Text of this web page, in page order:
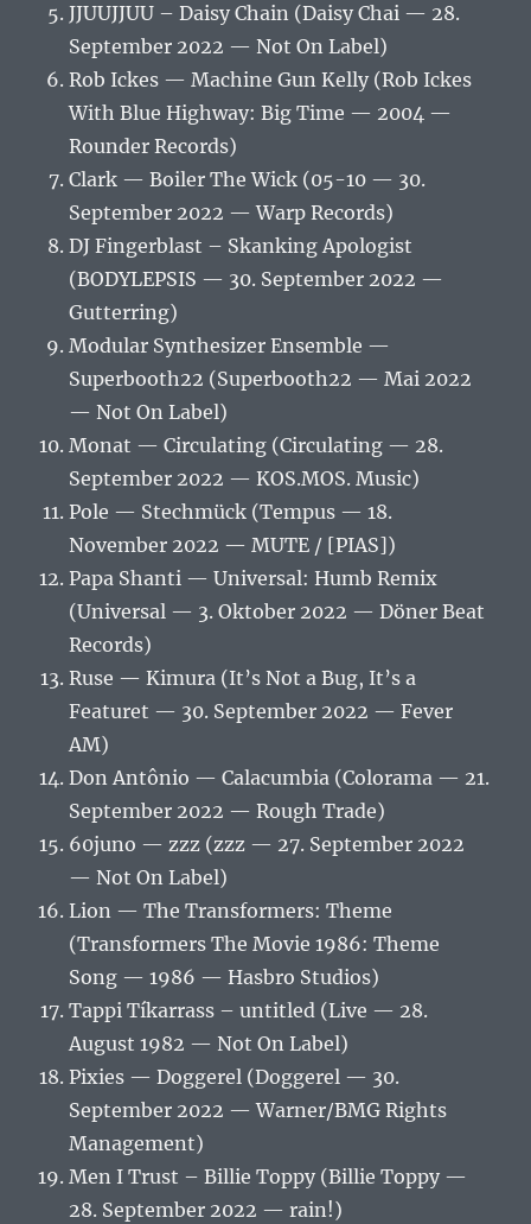
JJUUJJUU – Daisy Chain (Daisy Chai — 28.
September 2022 — Not On Label)
Rob Ickes — Machine Gun Kelly (Rob Ickes
With Blue Highway: Big Time — 2004 —
Rounder Records)
Clark — Boiler The Wick (05-10 — 30.
September 2022 — Warp Records)
DJ Fingerblast – Skanking Apologist
(BODYLEPSIS — 30. September 2022 —
Gutterring)
Modular Synthesizer Ensemble —
Superbooth22 (Superbooth22 — Mai 2022
— Not On Label)
Monat — Circulating (Circulating — 28.
September 2022 — KOS.MOS. Music)
Pole — Stechmück (Tempus — 18.
November 2022 — MUTE / [PIAS])
Papa Shanti — Universal: Humb Remix
(Universal — 3. Oktober 2022 — Döner Beat
Records)
Ruse — Kimura (It’s Not a Bug, It’s a
Featuret — 30. September 2022 — Fever
AM)
Don Antônio — Calacumbia (Colorama — 21.
September 2022 — Rough Trade)
60juno — zzz (zzz — 27. September 2022
— Not On Label)
Lion — The Transformers: Theme
(Transformers The Movie 1986: Theme
Song — 1986 — Hasbro Studios)
Tappi Tíkarrass – untitled (Live — 28.
August 1982 — Not On Label)
Pixies — Doggerel (Doggerel — 30.
September 2022 — Warner/BMG Rights
Management)
Men I Trust – Billie Toppy (Billie Toppy —
28. September 2022 — rain!)